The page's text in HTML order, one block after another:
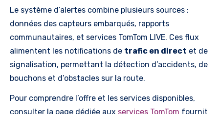
Le système d’alertes combine plusieurs sources :
données des capteurs embarqués, rapports
communautaires, et services TomTom LIVE. Ces flux
alimentent les notifications de trafic en direct et de
signalisation, permettant la détection d’accidents, de
bouchons et d’obstacles sur la route.
Pour comprendre l’offre et les services disponibles,
consulter la page dédiée aux services TomTom fournit